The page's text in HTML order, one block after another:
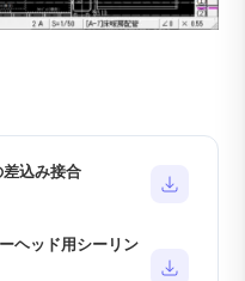
込み接合
ヘッド用シーリン